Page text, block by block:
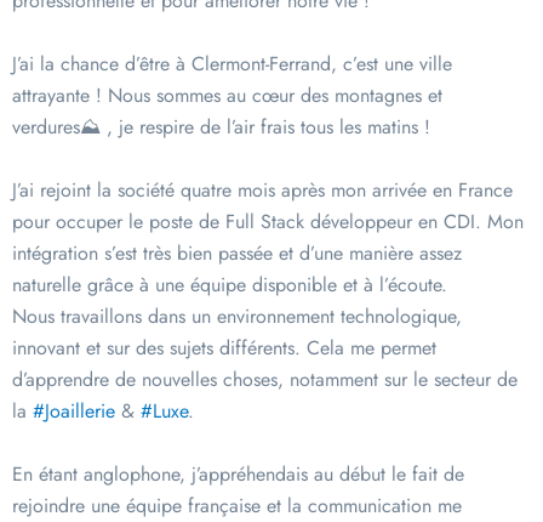
J’ai la chance d’être à Clermont-Ferrand, c’est une ville
attrayante ! Nous sommes au cœur des montagnes et
verdures⛰ , je respire de l’air frais tous les matins !
J’ai rejoint la société quatre mois après mon arrivée en France
pour occuper le poste de Full Stack développeur en CDI. Mon
intégration s’est très bien passée et d’une manière assez
naturelle grâce à une équipe disponible et à l’écoute.
Nous travaillons dans un environnement technologique,
innovant et sur des sujets différents. Cela me permet
d’apprendre de nouvelles choses, notamment sur le secteur de
la #Joaillerie & #Luxe.
En étant anglophone, j’appréhendais au début le fait de
rejoindre une équipe française et la communication me